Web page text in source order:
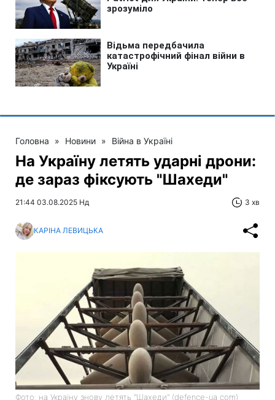
Головна » Новини » Війна в Україні
На Україну летять ударні дрони:
де зараз фіксують "Шахеди"
21:44 03.08.2025 Нд 3 хв
КАРІНА ЛЕВИЦЬКА
Фото: на Україну знову летять "Шахеди" (defence-ua com)